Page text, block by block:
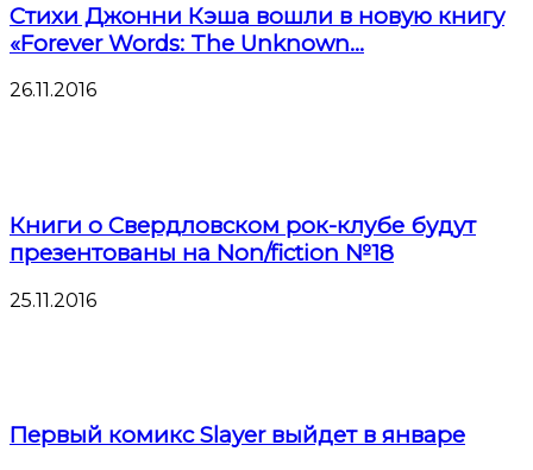
Стихи Джонни Кэша вошли в новую книгу
«Forever Words: The Unknown...
26.11.2016
Книги о Свердловском рок-клубе будут
презентованы на Non/fiction №18
25.11.2016
Первый комикс Slayer выйдет в январе